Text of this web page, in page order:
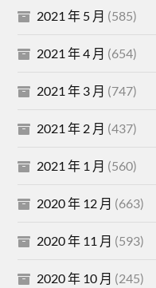
2021 年 5 月 (585)
2021 年 4 月 (654)
2021 年 3 月 (747)
2021 年 2 月 (437)
2021 年 1 月 (560)
2020 年 12 月 (663)
2020 年 11 月 (593)
2020 年 10 月 (245)